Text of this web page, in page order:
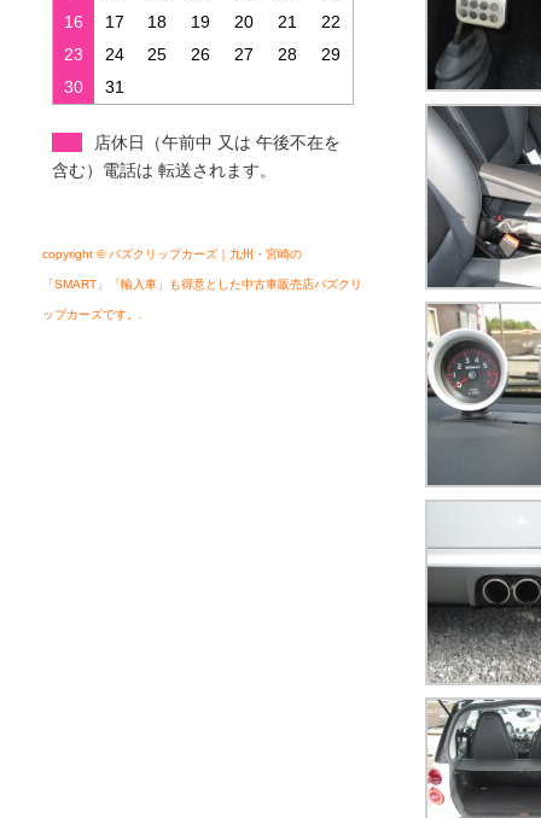
16
17 18 19 20 21
22
23
24 25 26 27 28
29
30
31
店休日（午前中 又は 午後不在を
含む）電話は 転送されます。
copyright © バズクリップカーズ｜九州・宮崎の
「SMART」「輸入車」も得意とした中古車販売店バズクリ
ップカーズです。.